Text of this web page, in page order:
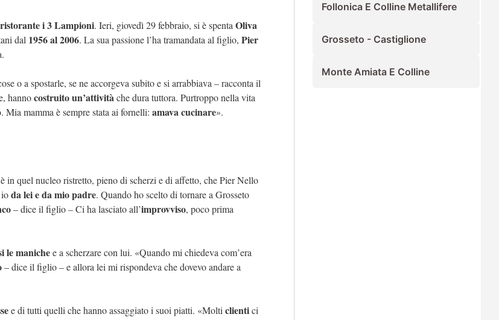
ristorante i 3 Lampioni. Ieri, giovedì 29 febbraio, si è spenta Oliva
dal 1956 al 2006. La sua passione l’ha tramandata al figlio, Pier
o a spostarle, se ne accorgeva subito e si arrabbiava – racconta il
hannocostruito un’attivitàche dura tuttora. Purtroppo nella vita
Mia mamma è sempre stata ai fornelli: amava cucinare».
in quel nucleo ristretto, pieno di scherzi e di affetto, che Pier Nello
da lei e da mio padre. Quando ho scelto di tornare a Grosseto
– dice il figlio – Ci ha lasciato all’improvviso, poco prima
le manichee a scherzare con lui. «Quando mi chiedeva com’era
– dice il figlio – e allora lei mi rispondeva che dovevo andare a
e di tutti quelli che hanno assaggiato i suoi piatti. «Molti clientici
Follonica E Colline Metallifere
Grosseto - Castiglione
Monte Amiata E Colline